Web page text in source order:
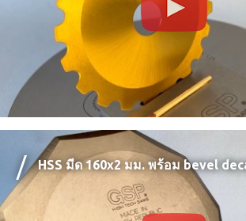
HSS มีด 160x2 มม. พร้อม bevel